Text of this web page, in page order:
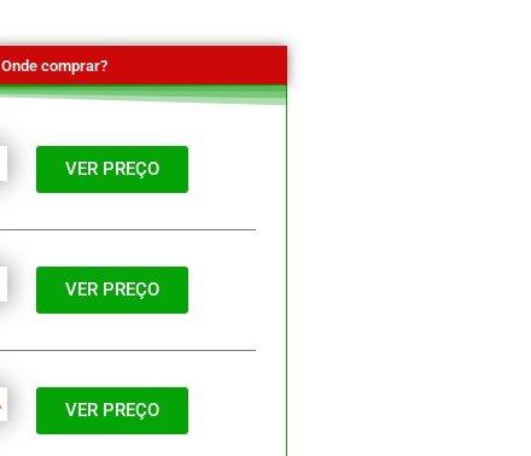
Onde comprar?
VER PREÇO
VER PREÇO
VER PREÇO